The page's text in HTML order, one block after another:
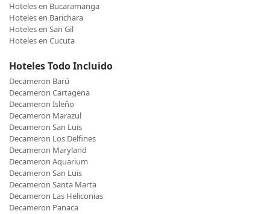
Hoteles en Bucaramanga
Hoteles en Barichara
Hoteles en San Gil
Hoteles en Cucuta
Hoteles Todo Incluido
Decameron Barú
Decameron Cartagena
Decameron Isleño
Decameron Marazul
Decameron San Luis
Decameron Los Delfines
Decameron Maryland
Decameron Aquarium
Decameron San Luis
Decameron Santa Marta
Decameron Las Heliconias
Decameron Panaca